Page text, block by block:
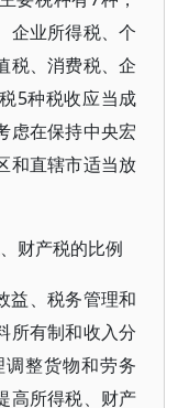
企业所得税、个
税、消费税、企
5种税收应当成
虑在保持中央宏
和直辖市适当放
财产税的比例
益、税务管理和
所有制和收入分
整货物和劳务
高所得税、财产